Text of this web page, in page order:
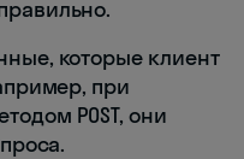
которые клиент
при
POST, они